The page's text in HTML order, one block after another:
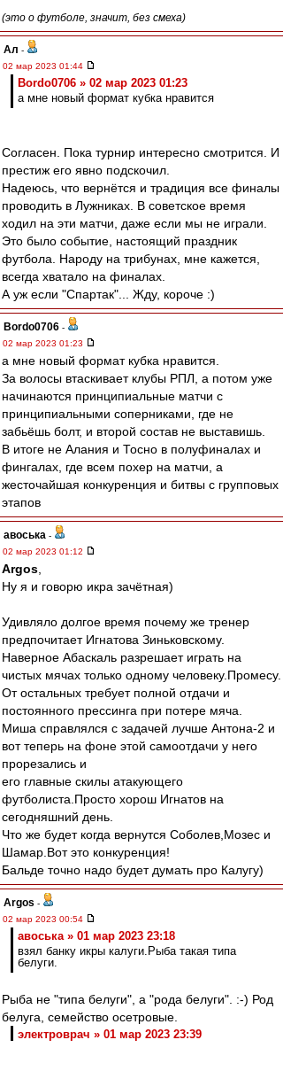
(это о футболе, значит, без смеха)
Ал -
02 мар 2023 01:44
Bordo0706 » 02 мар 2023 01:23
а мне новый формат кубка нравится
Согласен. Пока турнир интересно смотрится. И
престиж его явно подскочил.
Надеюсь, что вернётся и традиция все финалы
проводить в Лужниках. В советское время
ходил на эти матчи, даже если мы не играли.
Это было событие, настоящий праздник
футбола. Народу на трибунах, мне кажется,
всегда хватало на финалах.
А уж если "Спартак"... Жду, короче :)
Bordo0706 -
02 мар 2023 01:23
а мне новый формат кубка нравится.
За волосы втаскивает клубы РПЛ, а потом уже
начинаются принципиальные матчи с
принципиальными соперниками, где не
забьёшь болт, и второй состав не выставишь.
В итоге не Алания и Тосно в полуфиналах и
фингалах, где всем похер на матчи, а
жесточайшая конкуренция и битвы с групповых
этапов
авоська -
02 мар 2023 01:12
Argos
Ну я и говорю икра зачётная)
Удивляло долгое время почему же тренер
предпочитает Игнатова Зиньковскому.
Наверное Абаскаль разрешает играть на
чистых мячах только одному человеку.Промесу.
От остальных требует полной отдачи и
постоянного прессинга при потере мяча.
Миша справлялся с задачей лучше Антона-2 и
вот теперь на фоне этой самоотдачи у него
прорезались и
его главные скилы атакующего
футболиста.Просто хорош Игнатов на
сегодняшний день.
Что же будет когда вернутся Соболев,Мозес и
Шамар.Вот это конкуренция!
Бальде точно надо будет думать про Калугу)
Argos -
02 мар 2023 00:54
авоська » 01 мар 2023 23:18
взял банку икры калуги.Рыба такая типа
белуги.
Рыба не "типа белуги", а "рода белуги". :-) Род
белуга, семейство осетровые.
электроврач » 01 мар 2023 23:39